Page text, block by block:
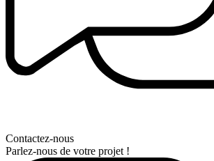
Contactez-nous
Parlez-nous de votre projet !